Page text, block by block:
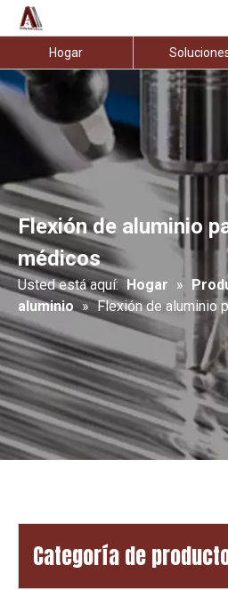
Hogar
Flexión de aluminio
médicos
Usted está aquí: Hogar »
aluminio » Flexión de aluminio
Categoría de